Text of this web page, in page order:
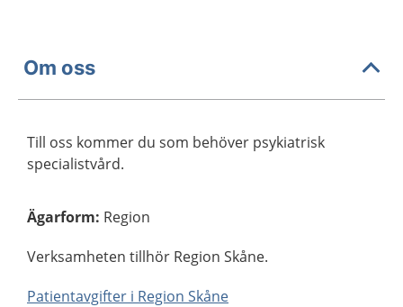
Om oss
Till oss kommer du som behöver psykiatrisk
specialistvård.
Ägarform: Region
Verksamheten tillhör Region Skåne.
Patientavgifter i Region Skåne